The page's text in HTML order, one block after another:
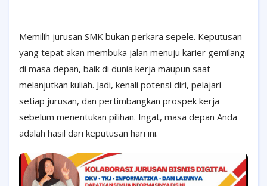
Memilih jurusan SMK bukan perkara sepele. Keputusan
yang tepat akan membuka jalan menuju karier gemilang
di masa depan, baik di dunia kerja maupun saat
melanjutkan kuliah. Jadi, kenali potensi diri, pelajari
setiap jurusan, dan pertimbangkan prospek kerja
sebelum menentukan pilihan. Ingat, masa depan Anda
adalah hasil dari keputusan hari ini.